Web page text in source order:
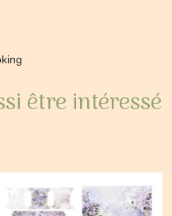
être intéressé